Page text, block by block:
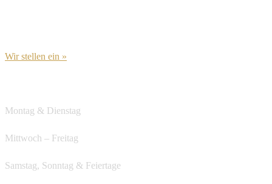
Wir stellen ein »
Montag & Dienstag
Mittwoch – Freitag
Samstag, Sonntag & Feiertage